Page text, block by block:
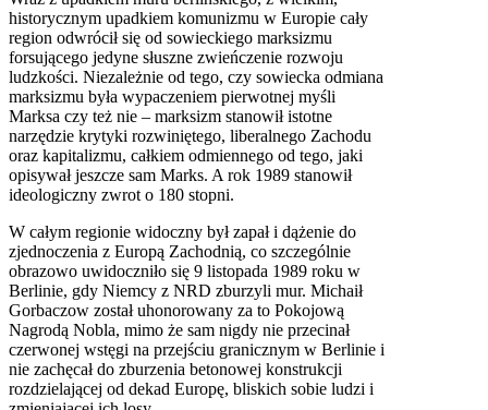
historycznym upadkiem komunizmu w Europie cały
region odwrócił się od sowieckiego marksizmu
forsującego jedyne słuszne zwieńczenie rozwoju
ludzkości. Niezależnie od tego, czy sowiecka odmiana
marksizmu była wypaczeniem pierwotnej myśli
Marksa czy też nie – marksizm stanowił istotne
narzędzie krytyki rozwiniętego, liberalnego Zachodu
oraz kapitalizmu, całkiem odmiennego od tego, jaki
opisywał jeszcze sam Marks. A rok 1989 stanowił
ideologiczny zwrot o 180 stopni.
W całym regionie widoczny był zapał i dążenie do
zjednoczenia z Europą Zachodnią, co szczególnie
obrazowo uwidoczniło się 9 listopada 1989 roku w
Berlinie, gdy Niemcy z NRD zburzyli mur. Michaił
Gorbaczow został uhonorowany za to Pokojową
Nagrodą Nobla, mimo że sam nigdy nie przecinał
czerwonej wstęgi na przejściu granicznym w Berlinie i
nie zachęcał do zburzenia betonowej konstrukcji
rozdzielającej od dekad Europę, bliskich sobie ludzi i